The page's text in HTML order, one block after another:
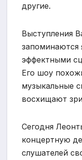
другие.
Выступления
эффектными
Его шоу
музыкальные
восхищают
Сегодня
концертную
слушателей